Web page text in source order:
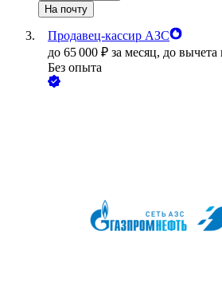
На почту
Продавец-кассир АЗС
до 65 000 ₽ за месяц, до вычета
Без опыта